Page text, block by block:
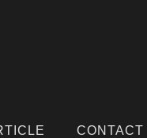
CONTACT